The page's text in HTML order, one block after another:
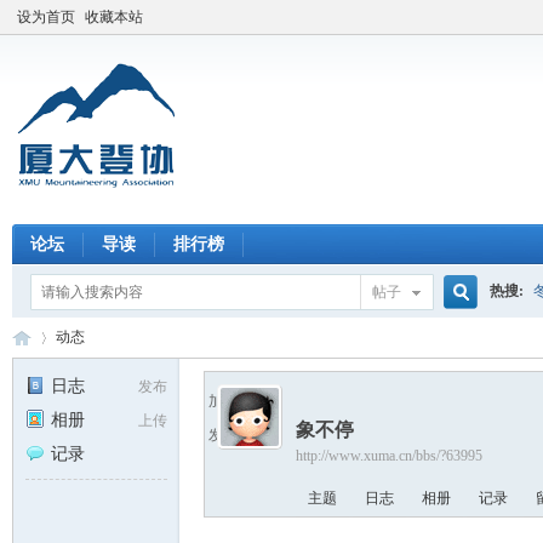
设为首页 收藏本站
论坛 导读 排行榜
帖子 热搜:
动态
发布
日志
上传
相册
记录
加为好友
发送消息
象不停
http://www.xuma.cn/bbs/?63995
主题 日志 相册 记录